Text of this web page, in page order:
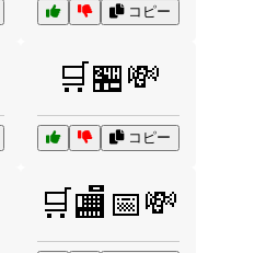
コピー
🛒🏪💸
コピー
🛒🏬📅💸